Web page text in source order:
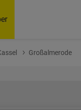
Großalmerode